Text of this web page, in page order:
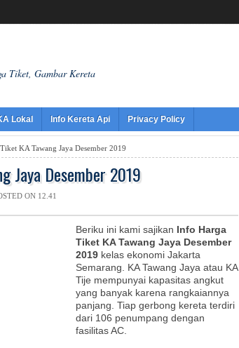
Tiket, Gambar Kereta
Lokal Info Kereta Api Privacy Policy
KA Tawang Jaya Desember 2019
Jaya Desember 2019
ON 12.41
Beriku ini kami sajikan Info Harga
Tiket KA Tawang Jaya Desember
2019 kelas ekonomi Jakarta
Semarang. KA Tawang Jaya atau KA
Tije mempunyai kapasitas angkut
yang banyak karena rangkaiannya
panjang. Tiap gerbong kereta terdiri
dari 106 penumpang dengan
fasilitas AC.